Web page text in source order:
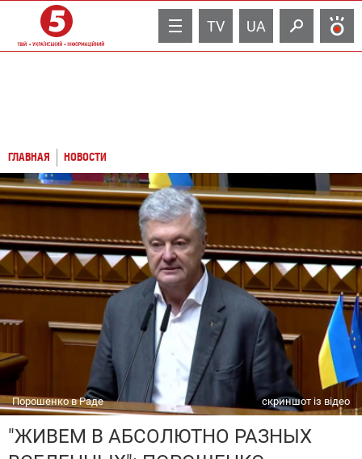
TV UA
ГЛАВНАЯ НОВОСТИ
Порошенко в Раде скриншот із відео
"ЖИВЕМ В АБСОЛЮТНО РАЗНЫХ